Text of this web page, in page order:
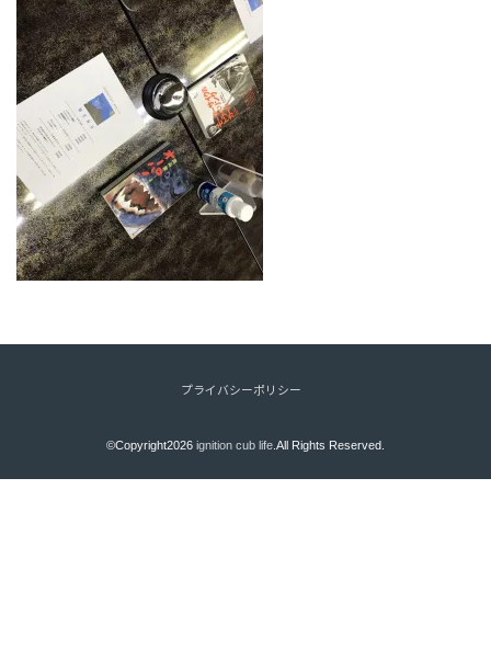
プライバシーポリシー
©Copyright2026 ignition cub life.All Rights Reserved.